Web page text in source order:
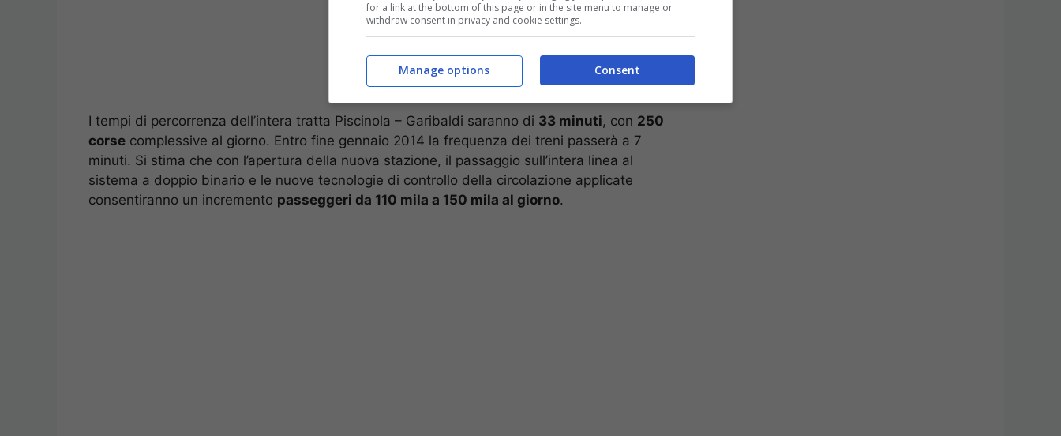
I tempi di percorrenza dell’intera tratta Piscinola – Garibaldi saranno di 33 minuti, con 250
corse complessive al giorno. Entro fine gennaio 2014 la frequenza dei treni passerà a 7
minuti. Si stima che con l’apertura della nuova stazione, il passaggio sull’intera linea al
sistema a doppio binario e le nuove tecnologie di controllo della circolazione applicate
consentiranno un incremento passeggeri da 110 mila a 150 mila al giorno.
for a link at the bottom of this page or in the site menu to manage or
withdraw consent in privacy and cookie settings.
Consent
Manage options